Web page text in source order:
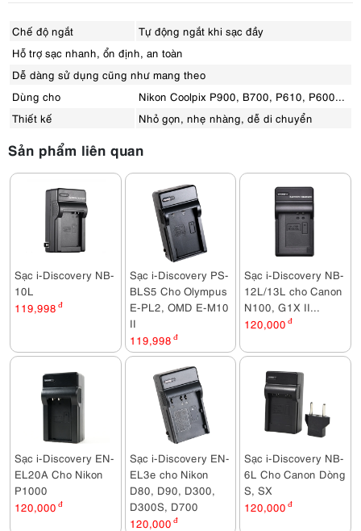
Chế độ ngắt
Tự động ngắt khi sạc đầy
Hỗ trợ sạc nhanh, ổn định, an toàn
Dễ dàng sử dụng cũng như mang theo
Dùng cho
Nikon Coolpix P900, B700, P610, P600...
Thiết kế
Nhỏ gọn, nhẹ nhàng, dễ di chuyển
Sản phẩm liên quan
Sạc i-Discovery NB-
10L
119,998 đ
Sạc i-Discovery PS-
BLS5 Cho Olympus
E-PL2, OMD E-M10
II
119,998 đ
Sạc i-Discovery NB-
12L/13L cho Canon
N100, G1X II...
120,000 đ
Sạc i-Discovery EN-
EL20A Cho Nikon
P1000
120,000 đ
Sạc i-Discovery EN-
EL3e cho Nikon
D80, D90, D300,
D300S, D700
120,000 đ
Sạc i-Discovery NB-
6L Cho Canon Dòng
S, SX
120,000 đ